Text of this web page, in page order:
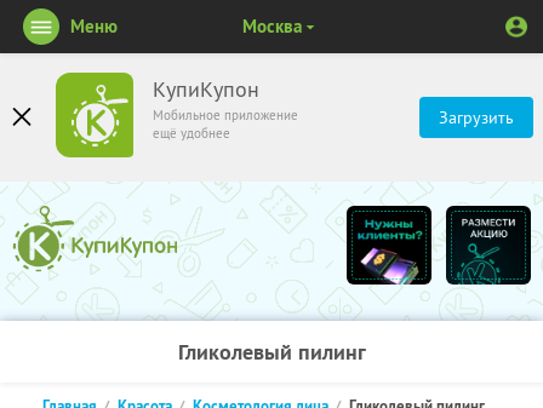
КупиКупон
Мобильное приложение
ещё удобнее
Загрузить
Меню Москва
Гликолевый пилинг